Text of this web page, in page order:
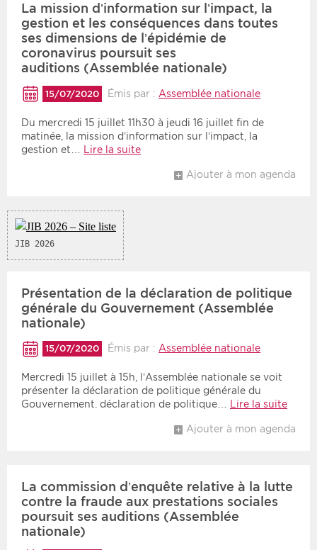
La mission d’information sur l’impact, la
gestion et les conséquences dans toutes
ses dimensions de l’épidémie de
coronavirus poursuit ses
auditions (Assemblée nationale)
15/07/2020 Émis par : Assemblée nationale
Du mercredi 15 juillet 11h30 à jeudi 16 juillet fin de
matinée, la mission d’information sur l’impact, la
gestion et…
Lire la suite
Ajouter à mon agenda
JIB 2026
Présentation de la déclaration de politique
générale du Gouvernement (Assemblée
nationale)
15/07/2020 Émis par :Assemblée nationale
Mercredi 15 juillet à 15h, l’Assemblée nationale se voit
présenter la déclaration de politique générale du
Gouvernement. déclaration de politique…
Lire la suite
Ajouter à mon agenda
La commission d’enquête relative à la lutte
contre la fraude aux prestations sociales
poursuit ses auditions (Assemblée
nationale)